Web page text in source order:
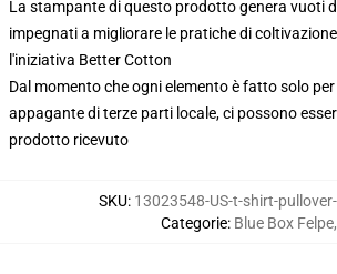
La stampante di questo prodotto genera vuoti
impegnati a migliorare le pratiche di
l'iniziativa Better Cotton
Dal momento che ogni elemento è fatto solo
appagante di terze parti locale, ci possono
prodotto ricevuto
SKU: 13023548-US-t-shirt-pullover-
Categorie: Blue Box Felpe,